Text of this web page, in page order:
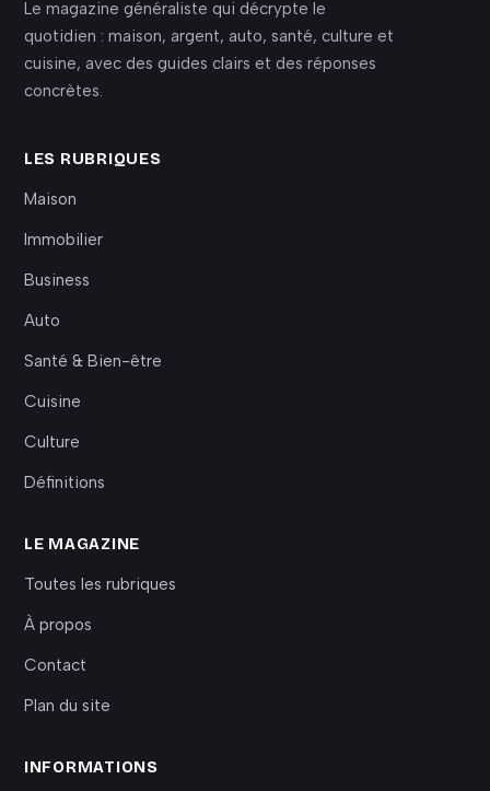
Le magazine généraliste qui décrypte le
quotidien : maison, argent, auto, santé, culture et
cuisine, avec des guides clairs et des réponses
concrètes.
LES RUBRIQUES
Maison
Immobilier
Business
Auto
Santé & Bien-être
Cuisine
Culture
Définitions
LE MAGAZINE
Toutes les rubriques
À propos
Contact
Plan du site
INFORMATIONS